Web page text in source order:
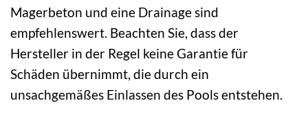
Magerbeton und eine Drainage sind
empfehlenswert. Beachten Sie, dass der
Hersteller in der Regel keine Garantie für
Schäden übernimmt, die durch ein
unsachgemäßes Einlassen des Pools entstehen.